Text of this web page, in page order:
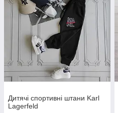
Дитячі спортивні штани Karl
Lagerfeld